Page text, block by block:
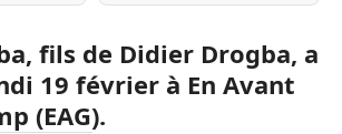
, fils de Didier Drogba, a
19 février à En Avant
(EAG).